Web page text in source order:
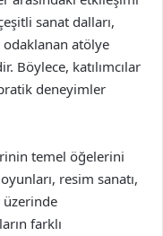
sanat dalları,
atölye
Böylece, katılımcılar
deneyimler
temel öğelerini
resim sanatı,
farklı